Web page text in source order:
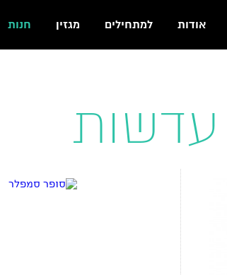
אודות למתחילים מגזין חנות
עדשות